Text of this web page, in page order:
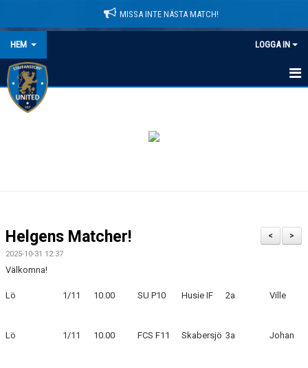
MISSA INTE NÄSTA MATCH!
HEM LOGGA IN
HEM
DOMARINFORMATION
KLÄDPROFIL
>
<
Helgens Matcher!
2025-10-31 12:37
Välkomna!
Lö 1/11 10.00 SU P10 Husie IF 2a Ville
Lö 1/11 10.00 FCS F11 Skabersjö 3a Johan